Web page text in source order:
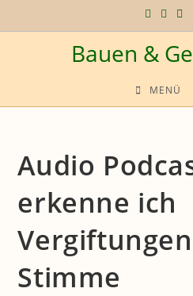
Inhalt
Bauen &
MENÜ
Audio
erkenne ich
Stimme